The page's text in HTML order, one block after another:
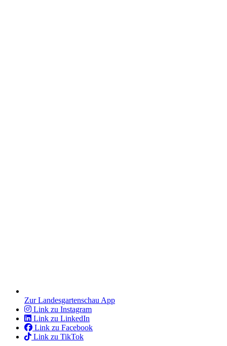
Zur Landesgartenschau App
Link zu Instagram
Link zu LinkedIn
Link zu Facebook
Link zu TikTok